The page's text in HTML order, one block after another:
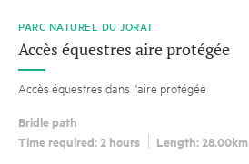
PARC NATUREL DU JORAT
Accès équestres aire protégée
Accès équestres dans l'aire protégée
Bridle path
Time required: 2 hours
Length: 28.00km